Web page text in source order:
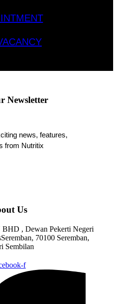
Newsletter
news, features,
from Nutritix
Us
, Dewan Pekerti Negeri
70100 Seremban,
Sembilan
f